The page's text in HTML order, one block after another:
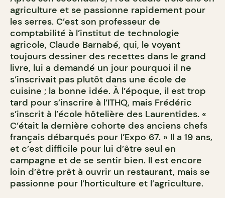
agriculture et se passionne rapidement pour
les serres. C’est son professeur de
comptabilité à l’institut de technologie
agricole, Claude Barnabé, qui, le voyant
toujours dessiner des recettes dans le grand
livre, lui a demandé un jour pourquoi il ne
s’inscrivait pas plutôt dans une école de
cuisine ; la bonne idée. À l’époque, il est trop
tard pour s’inscrire à l’ITHQ, mais Frédéric
s’inscrit à l’école hôtelière des Laurentides. «
C’était la dernière cohorte des anciens chefs
français débarqués pour l’Expo 67. » Il a 19 ans,
et c’est difficile pour lui d’être seul en
campagne et de se sentir bien. Il est encore
loin d’être prêt à ouvrir un restaurant, mais se
passionne pour l’horticulture et l’agriculture.